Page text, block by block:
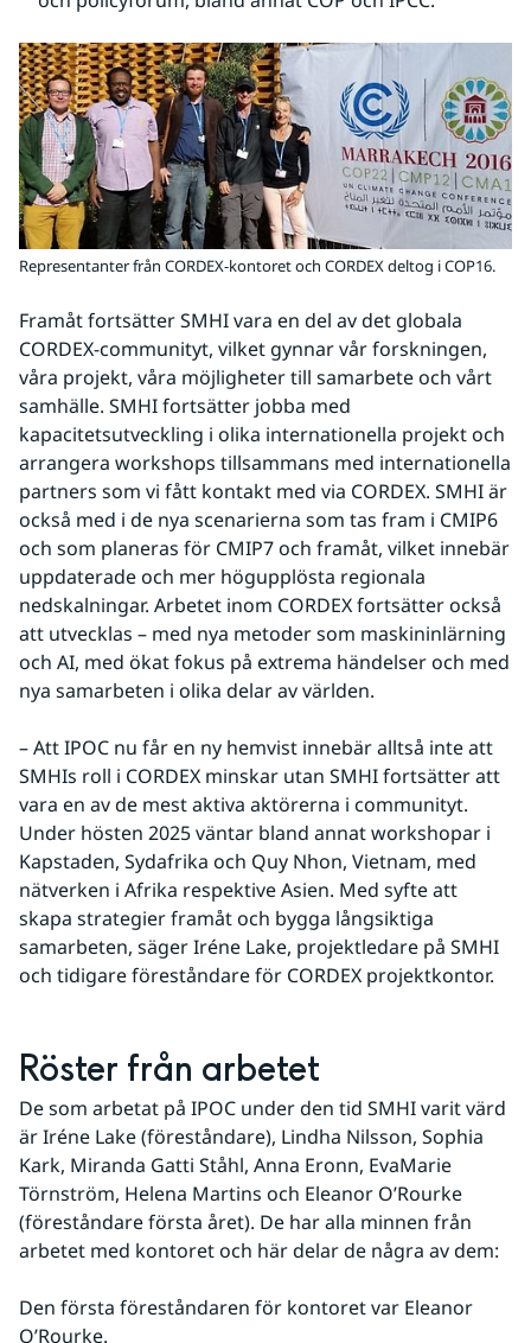
Representanter från CORDEX-kontoret och CORDEX deltog i COP16.
Framåt fortsätter SMHI vara en del av det globala
CORDEX-communityt, vilket gynnar vår forskningen,
våra projekt, våra möjligheter till samarbete och vårt
samhälle. SMHI fortsätter jobba med
kapacitetsutveckling i olika internationella projekt och
arrangera workshops tillsammans med internationella
partners som vi fått kontakt med via CORDEX. SMHI är
också med i de nya scenarierna som tas fram i CMIP6
och som planeras för CMIP7 och framåt, vilket innebär
uppdaterade och mer högupplösta regionala
nedskalningar. Arbetet inom CORDEX fortsätter också
att utvecklas – med nya metoder som maskininlärning
och AI, med ökat fokus på extrema händelser och med
nya samarbeten i olika delar av världen.
– Att IPOC nu får en ny hemvist innebär alltså inte att
SMHIs roll i CORDEX minskar utan SMHI fortsätter att
vara en av de mest aktiva aktörerna i communityt.
Under hösten 2025 väntar bland annat workshopar i
Kapstaden, Sydafrika och Quy Nhon, Vietnam, med
nätverken i Afrika respektive Asien. Med syfte att
skapa strategier framåt och bygga långsiktiga
samarbeten, säger Iréne Lake, projektledare på SMHI
och tidigare föreståndare för CORDEX projektkontor.
Röster från arbetet
De som arbetat på IPOC under den tid SMHI varit värd
är Iréne Lake (föreståndare), Lindha Nilsson, Sophia
Kark, Miranda Gatti Ståhl, Anna Eronn, EvaMarie
Törnström, Helena Martins och Eleanor O’Rourke
(föreståndare första året). De har alla minnen från
arbetet med kontoret och här delar de några av dem:
Den första föreståndaren för kontoret var Eleanor
O’Rourke.